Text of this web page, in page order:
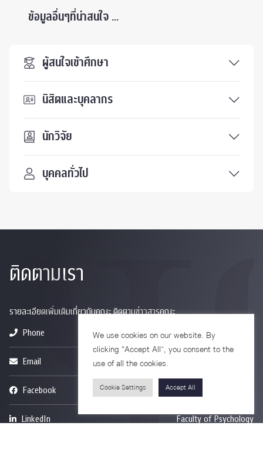
ข้อมูลอื่นๆที่น่าสนใจ ...
ผู้สนใจเข้าศึกษา
นิสิตและบุคลากร
นักวิจัย
บุคคลทั่วไป
ติดตามเรา
รายละเอียดเพิ่มเติมเกี่ยวกับคณะ ติดตามข่าวสารคณะ
Phone
0-2218-1185
Email
Facebook
LinkedIn Faculty of Psychology
We use cookies on our website. By
clicking “Accept All”, you consent to the
use of all the cookies.
Cookie Settings Accept All